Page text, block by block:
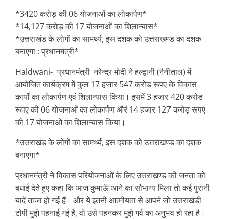
*3420 करोड़ की 06 योजनाओं का लोकार्पण*
*14,127 करोड़ की 17 योजनाओं का शिलान्यास*
*उत्तराखंड के लोगों का सामर्थ्य, इस दशक को उत्तराखण्ड का दशक
बनाएगा : प्रधानमंत्री*
Haldwani- प्रधानमंत्री नरेन्द्र मोदी ने हल्द्वानी (नैनीताल) में
आयोजित कार्यक्रम में कुल 17 हजार 547 करोड रूपए के विकास
कार्यों का लोकार्पण एवं शिलान्यास किया। इसमें 3 हजार 420 करोड
रूपए़ की 06 योजनाओं का लोकार्पण औरं 14 हजार 127 करोड़ रूपए
की 17 योजनाओं का शिलान्यास किया।
*उत्तराखंड के लोगों का सामर्थ्य, इस दशक को उत्तराखण्ड का दशक
बनाएगा*
प्रधानमंत्री ने विकास परियोजनाओं के लिए उत्तराखण्ड की जनता को
बधाई देते हुए कहा कि आज कुमाऊँ आने का सौभाग्य मिला तो कई पुरानी
यादें ताजा हो गई हैं। और ये इतनी आत्मीयता से आपने जो उत्तराखंडी
टोपी मुझे पहनाई गई है, वो उसे पहनकर मुझे गर्व का अनुभव हो रहा है।